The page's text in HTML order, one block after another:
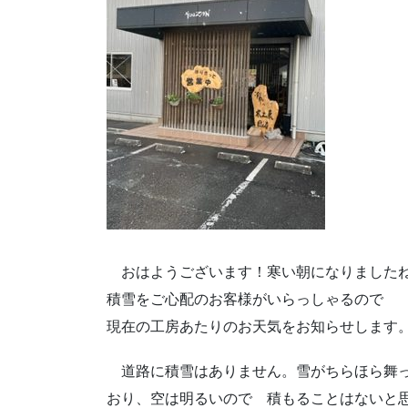
おはようございます！寒い朝になりました
積雪をご心配のお客様がいらっしゃるので
現在の工房あたりのお天気をお知らせします。
道路に積雪はありません。雪がちらほら舞
おり、空は明るいので 積もることはないと